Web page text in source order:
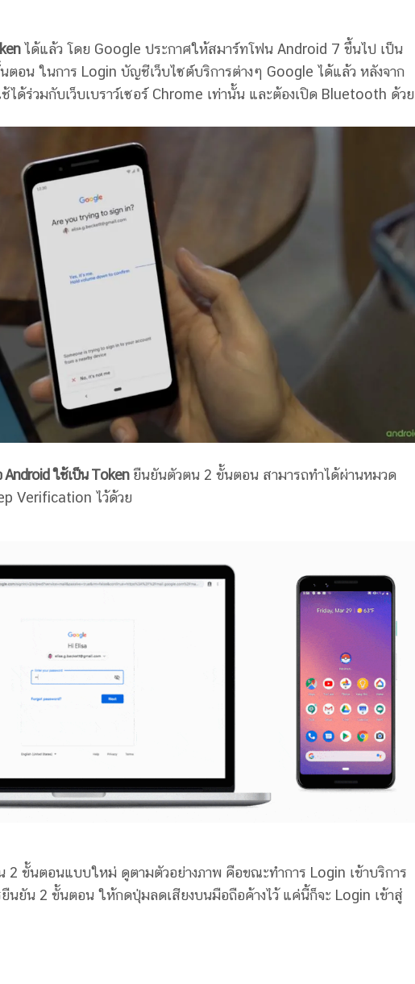
ได้แล้ว โดย Google ประกาศให้สมาร์ทโฟน Android 7 ขึ้นไป เป็น
อน ในการ Login บัญชีเว็บไซต์บริการต่างๆ Google ได้แล้ว หลังจาก
ได้ร่วมกับเว็บเบราว์เซอร์ Chrome เท่านั้น และต้องเปิด Bluetooth ด้วย
Android ใช้เป็น Tokenยืนยันตัวตน 2 ขั้นตอน สามารถทำได้ผ่านหมวด
Verification ไว้ด้วย
2 ขั้นตอนแบบใหม่ ดูตามตัวอย่างภาพ คือขณะทำการ Login เข้าบริการ
นยัน 2 ขั้นตอน ให้กดปุ่มลดเสียงบนมือถือค้างไว้ แค่นี้ก็จะ Login เข้าสู่